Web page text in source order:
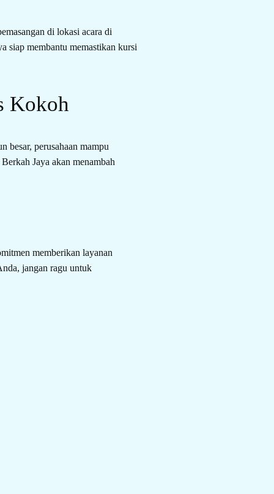
di lokasi acara di
siap membantu memastikan kursi
Kokoh
besar, perusahaan mampu
Jaya akan menambah
memberikan layanan
jangan ragu untuk